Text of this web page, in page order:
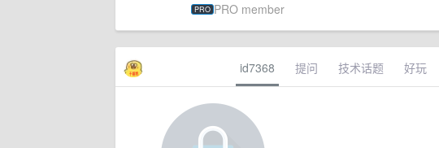
PRO PRO member
id7368 提问 技术话题 好玩